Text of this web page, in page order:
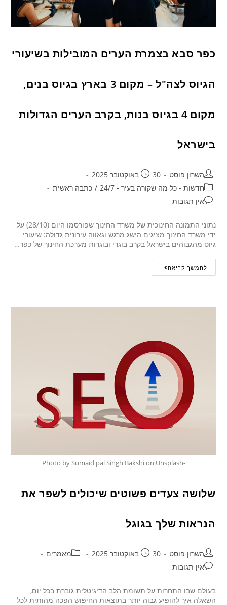
כפר סבא בצמרת הערים המובילות בשיעורי
הגיוס לצה"ל – מקום 3 בארץ בגיוס בנים,
מקום 4 בגיוס בנות, בקרב הערים הגדולות
בישראל
השרון פוסט
30 באוקטובר 2025
חדשות - כל מה שקורה בעיר - 24/7
/ כתבה ראשית
אין תגובות
נתוני התמונה החינוכית של משרד החינוך שפורסמו היום (28/10) על
ידי משרד החינוך מציגים הישג מרגש וגאווה עירונית גדולה: שיעורי
גיוס מהגבוהים בישראל בקרב בוגרי ובוגרות מערכת החינוך של כפר…
להמשך קריאה
-Photo by Sumaid pal Singh Bakshi on Unsplash
שלושה צעדים פשוטים שיכולים לשפר את
הנראות שלך בגוגל
השרון פוסט 30 באוקטובר 2025
מאמרים
אין תגובות
בעולם שבו התחרות על תשומת הלב הדיגיטלית גוברת בכל יום,
השאלה איך להופיע גבוה יותר בתוצאות החיפוש הפכה מהותית לכל